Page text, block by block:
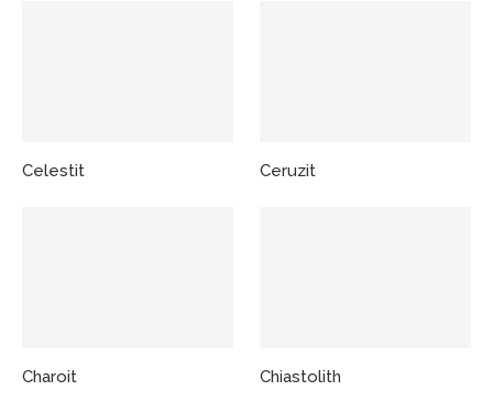
Celestit Ceruzit
Charoit Chiastolith